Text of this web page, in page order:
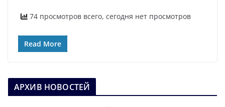
74 просмотров всего, сегодня нет просмотров
Read More
АРХИВ НОВОСТЕЙ